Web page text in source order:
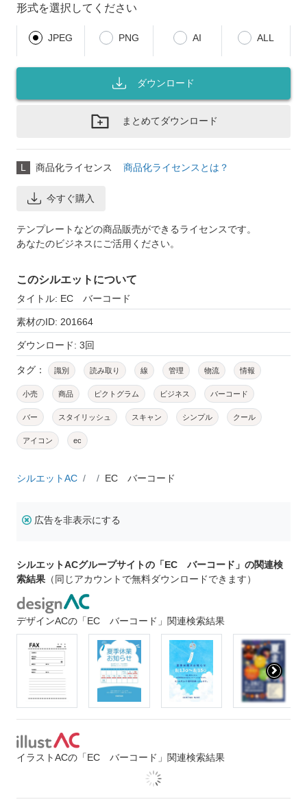
形式を選択してください
JPEG PNG AI ALL
ダウンロード
まとめてダウンロード
L 商品化ライセンス 商品化ライセンスとは？
今すぐ購入
テンプレートなどの商品販売ができるライセンスです。
あなたのビジネスにご活用ください。
このシルエットについて
タイトル: EC バーコード
素材のID: 201664
ダウンロード: 3回
タグ： 識別 読み取り 線 管理 物流 情報
小売 商品 ピクトグラム ビジネス バーコード
バー スタイリッシュ スキャン シンプル クール
アイコン ec
シルエットAC EC バーコード
広告を非表示にする
シルエットACグループサイトの「EC バーコード」の関連検
索結果 （同じアカウントで無料ダウンロードできます）
デザインACの「EC バーコード」関連検索結果
イラストACの「EC バーコード」関連検索結果